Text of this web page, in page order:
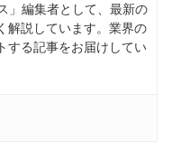
」編集者として、最新の
解説しています。業界の
する記事をお届けしてい